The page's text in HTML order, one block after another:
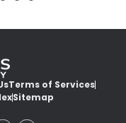
Terms of Services
Sitemap